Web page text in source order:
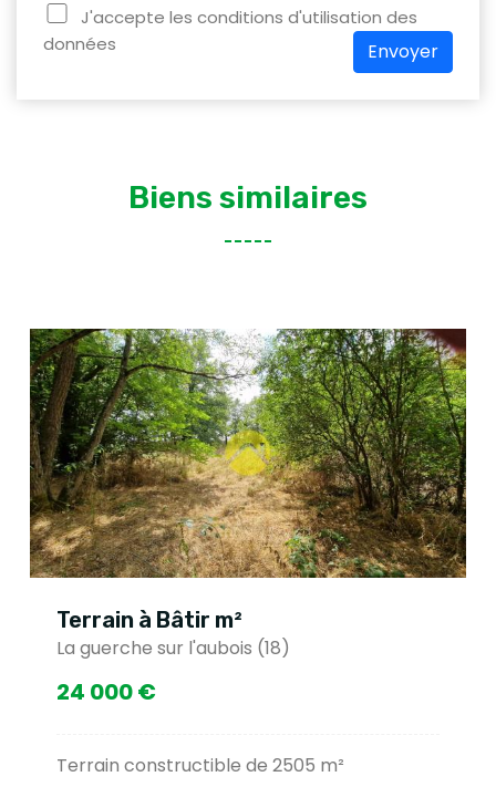
J'accepte les conditions d'utilisation des
données
Envoyer
Biens similaires
Terrain à Bâtir m²
La guerche sur l'aubois (18)
24 000 €
Terrain constructible de 2505 m²